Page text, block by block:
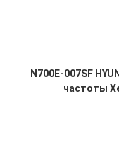
N700E-007SF
частоты